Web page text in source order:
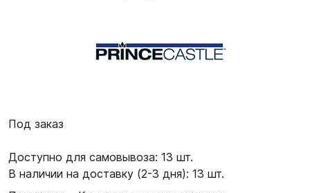
Под заказ
Доступно для самовывоза: 13 шт.
В наличии на доставку (2-3 дня): 13 шт.